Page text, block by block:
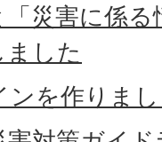
災害に係
した
ンを作りま